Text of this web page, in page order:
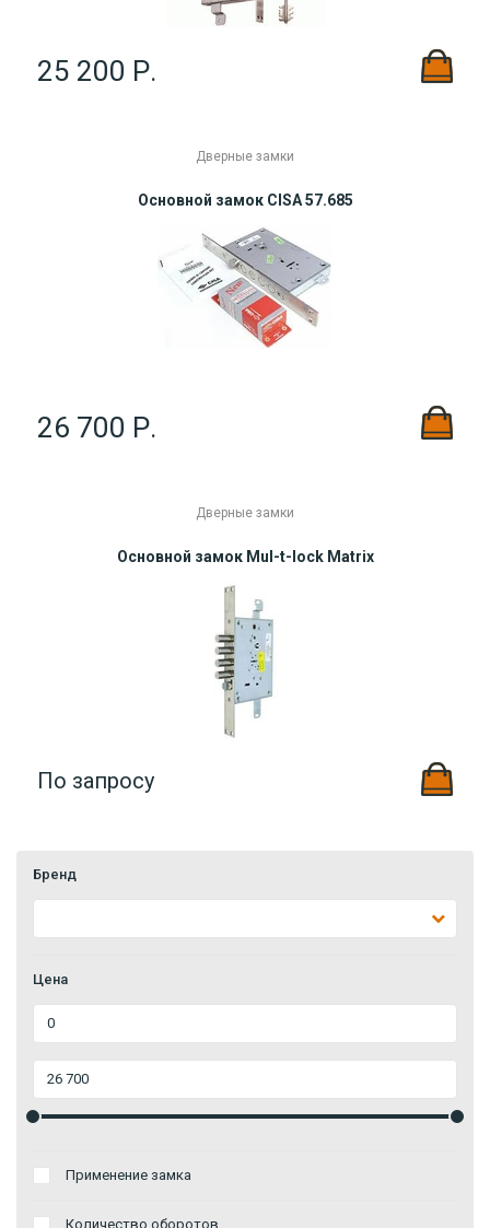
25 200 Р.
Дверные замки
Основной замок CISA 57.685
26 700 Р.
Дверные замки
Основной замок Mul-t-lock Matrix
По запросу
Бренд
Цена
Применение замка
Количество оборотов